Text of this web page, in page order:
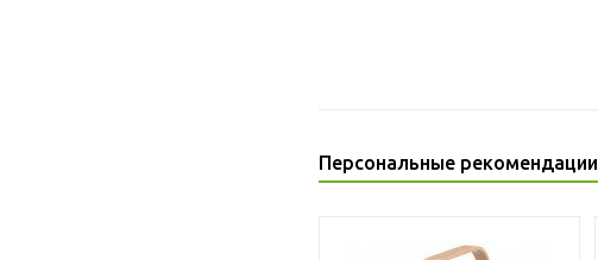
Персональные рекомендации